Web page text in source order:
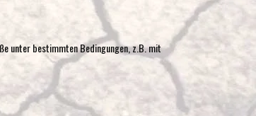
Touchgeräten
können
Touch-
verwenden.
unter bestimmten Bedingungen, z.B. mit